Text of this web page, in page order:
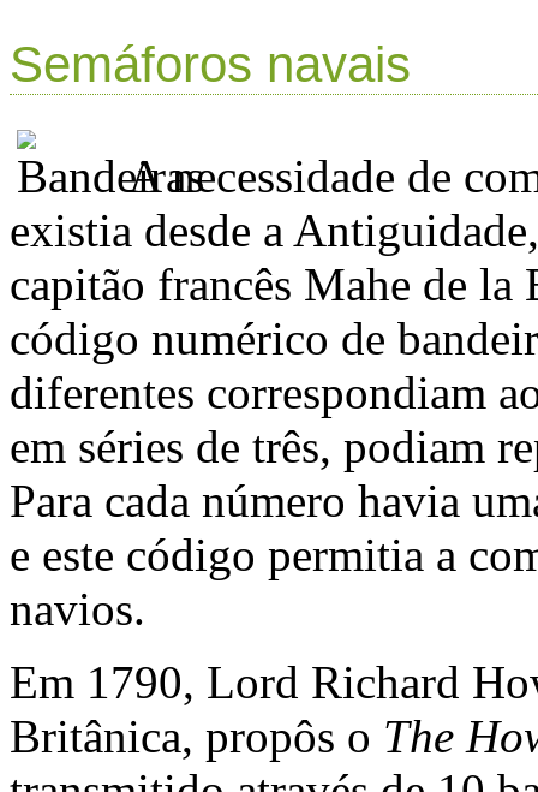
Semáforos navais
A necessidade de
existia desde a
capitão francês Mahe de
código numérico de
diferentes correspondiam
em séries de três, podiam
Para cada número havia
e este código permitia a
navios.
Em 1790, Lord Richard
Britânica, propôs o The